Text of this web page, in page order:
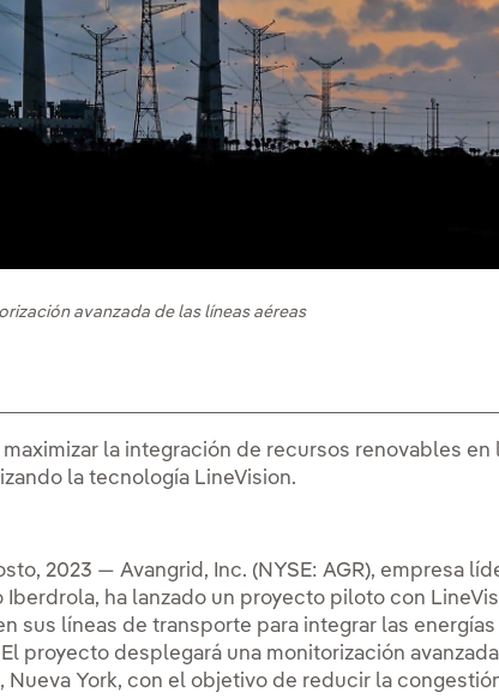
avanzada de las líneas aéreas
la integración de recursos renovables en
la tecnología LineVision.
2023 — Avangrid, Inc. (NYSE: AGR), empresa
ha lanzado un proyecto piloto con
sus líneas de transporte para integrar las
proyecto desplegará una monitorización
Nueva York, con el objetivo de reducir la